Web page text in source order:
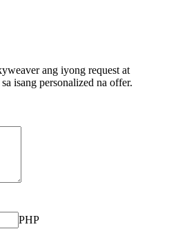
ang iyong request at
isang personalized na offer.
PHP